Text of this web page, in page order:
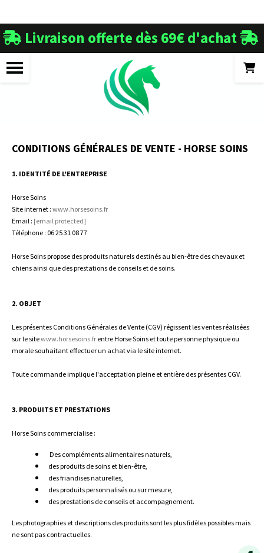
 Livraison offerte dès 69€ d'achat 
CONDITIONS GÉNÉRALES DE VENTE - HORSE SOINS
1. IDENTITÉ DE L'ENTREPRISE
Horse Soins
Site internet : www.horsesoins.fr
Email : [email protected]
Téléphone : 06 25 31 08 77
Horse Soins propose des produits naturels destinés au bien-être des chevaux et
chiens ainsi que des prestations de conseils et de soins.
2. OBJET
Les présentes Conditions Générales de Vente (CGV) régissent les ventes réalisées
sur le sitewww.horsesoins.fr entre Horse Soins et toute personne physique ou
morale souhaitant effectuer un achat via le site internet.
Toute commande implique l'acceptation pleine et entière des présentes CGV.
3. PRODUITS ET PRESTATIONS
Horse Soins commercialise :
Des compléments alimentaires naturels,
des produits de soins et bien-être,
des friandises naturelles,
des produits personnalisés ou sur mesure,
des prestations de conseils et accompagnement.
Les photographies et descriptions des produits sont les plus fidèles possibles mais
ne sont pas contractuelles.